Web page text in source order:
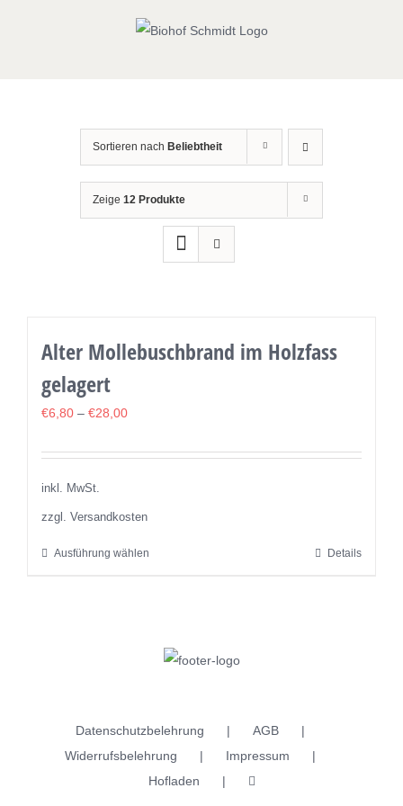
Sortieren nach Beliebtheit
Zeige 12 Produkte
Alter Mollebuschbrand im Holzfass
gelagert
€6,80 – €28,00
inkl. MwSt.
zzgl. Versandkosten
Ausführung wählen
Varianten
Optionen
können
auf
Details
Datenschutzbelehrung
AGB
Widerrufsbelehrung
Impressum
Hofladen